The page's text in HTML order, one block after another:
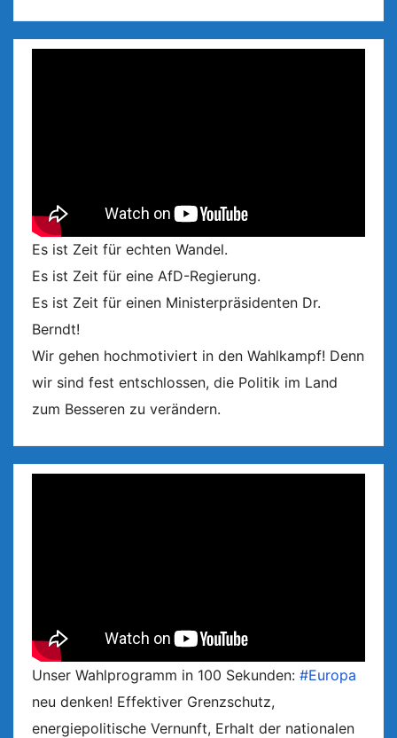
Es ist Zeit für echten Wandel.
Es ist Zeit für eine AfD-Regierung.
Es ist Zeit für einen Ministerpräsidenten Dr.
Berndt!
Wir gehen hochmotiviert in den Wahlkampf! Denn
wir sind fest entschlossen, die Politik im Land
zum Besseren zu verändern.
Unser Wahlprogramm in 100 Sekunden: #Europa
neu denken! Effektiver Grenzschutz,
energiepolitische Vernunft, Erhalt der nationalen